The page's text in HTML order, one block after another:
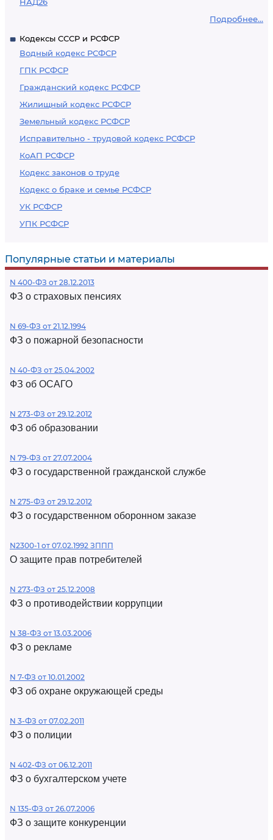
Подробнее...
Кодексы СССР и РСФСР
Водный кодекс РСФСР
ГПК РСФСР
Гражданский кодекс РСФСР
Жилищный кодекс РСФСР
Земельный кодекс РСФСР
Исправительно - трудовой кодекс РСФСР
КоАП РСФСР
Кодекс законов о труде
Кодекс о браке и семье РСФСР
УК РСФСР
УПК РСФСР
Популярные статьи и материалы
N 400-ФЗ от 28.12.2013
ФЗ о страховых пенсиях
N 69-ФЗ от 21.12.1994
ФЗ о пожарной безопасности
N 40-ФЗ от 25.04.2002
ФЗ об ОСАГО
N 273-ФЗ от 29.12.2012
ФЗ об образовании
N 79-ФЗ от 27.07.2004
ФЗ о государственной гражданской службе
N 275-ФЗ от 29.12.2012
ФЗ о государственном оборонном заказе
N2300-1 от 07.02.1992 ЗППП
О защите прав потребителей
N 273-ФЗ от 25.12.2008
ФЗ о противодействии коррупции
N 38-ФЗ от 13.03.2006
ФЗ о рекламе
N 7-ФЗ от 10.01.2002
ФЗ об охране окружающей среды
N 3-ФЗ от 07.02.2011
ФЗ о полиции
N 402-ФЗ от 06.12.2011
ФЗ о бухгалтерском учете
N 135-ФЗ от 26.07.2006
ФЗ о защите конкуренции